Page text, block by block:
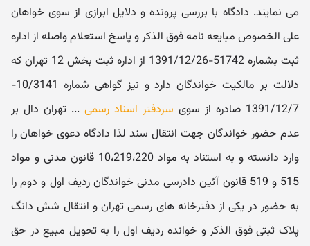
می نمایند. دادگاه با بررسی پرونده و دلایل ابرازی از سوی خواهان
علی الخصوص مبایعه نامه فوق الذکر و پاسخ استعلام واصله از اداره
ثبت بشماره 51742-1391/12/26 از اداره ثبت بخش 12 تهران که
دلالت بر مالکیت خواندگان دارد و نیز گواهی شماره 10/3141-
1391/12/7 صادره از سوی
سردفتر اسناد رسمی ... تهران دال بر
عدم حضور خواندگان جهت انتقال سند لذا دادگاه دعوی خواهان را
وارد دانسته و به‬ استناد به مواد 10،219،220 قانون مدنی و مواد
515 و 519 قانون آئین دادرسی مدنی خواندگان ردیف اول و دوم را
به حضور در یکی از دفترخانه ‬های رسمی تهران و انتقال شش دانگ
پلاک ثبتی فوق الذکر و خوانده ردیف اول را به تحویل مبیع در حق